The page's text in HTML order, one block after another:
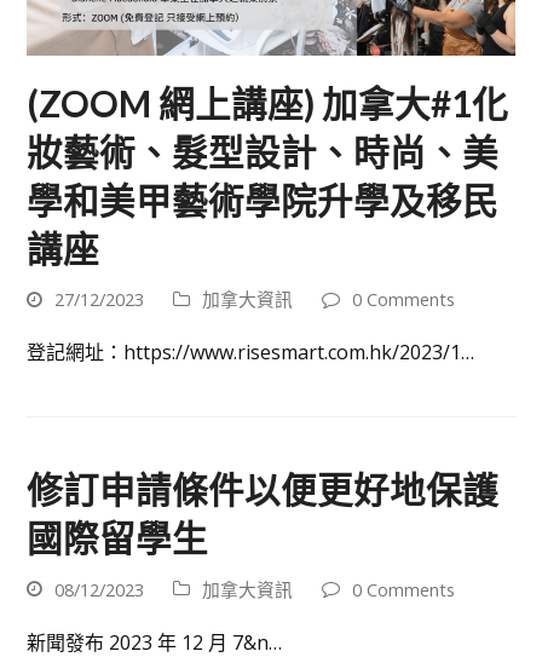
(ZOOM 網上講座) 加拿大#1化
妝藝術、髮型設計、時尚、美
學和美甲藝術學院升學及移民
講座
27/12/2023 加拿大資訊 0 Comments
登記網址：https://www.risesmart.com.hk/2023/1…
修訂申請條件以便更好地保護
國際留學生
08/12/2023 加拿大資訊 0 Comments
新聞發布 2023 年 12 月 7&n…